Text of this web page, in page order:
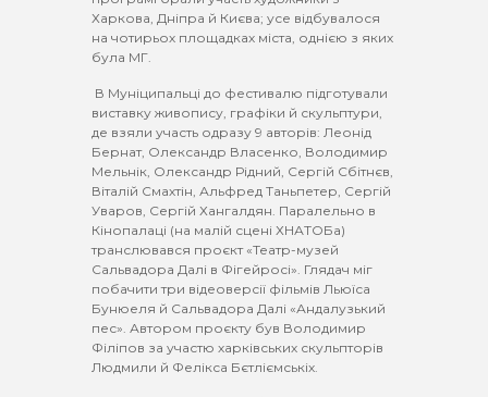
Харкова, Дніпра й Києва; усе відбувалося
на чотирьох площадках міста, однією з яких
була МГ.
В Муніципальці до фестивалю підготували
виставку живопису, графіки й скульптури,
де взяли участь одразу 9 авторів: Леонід
Бернат, Олександр Власенко, Володимир
Мельнік, Олександр Рідний, Сергій Сбітнєв,
Віталій Смахтін, Альфред Таньпетер, Сергій
Уваров, Сергій Хангалдян. Паралельно в
Кінопалаці (на малій сцені ХНАТОБа)
транслювався проєкт «Театр-музей
Сальвадора Далі в Фігейросі». Глядач міг
побачити три відеоверсії фільмів Льюїса
Бунюеля й Сальвадора Далі «Андалузький
пес». Автором проєкту був Володимир
Філіпов за участю харківських скульпторів
Людмили й Фелікса Бєтліємськіх.